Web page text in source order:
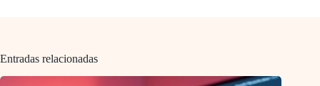
Entradas relacionadas